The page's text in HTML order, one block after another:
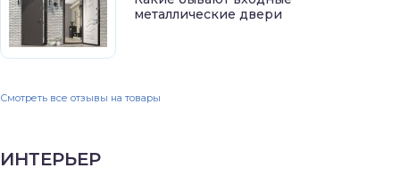
металлические двери
Смотреть все отзывы на товары
ИНТЕРЬЕР